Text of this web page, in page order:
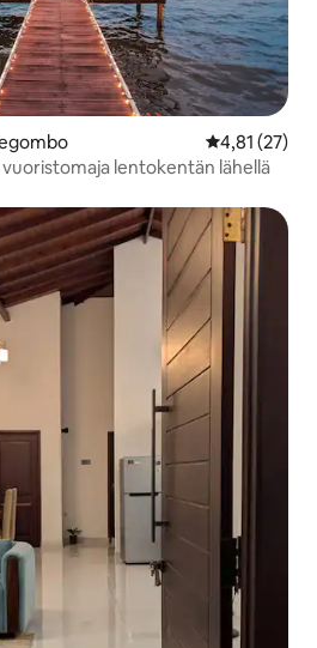
4,81 (27)
vuoristomaja lentokentän lähellä